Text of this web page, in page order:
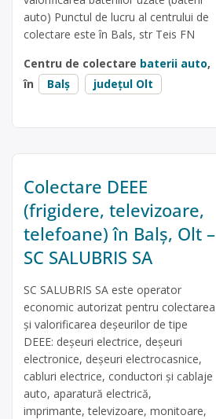
auto) Punctul de lucru al centrului de
colectare este în Bals, str Teis FN
Centru de colectare baterii auto,
în
Balș județul Olt
Colectare DEEE
(frigidere, televizoare,
telefoane) în Balș, Olt –
SC SALUBRIS SA
SC SALUBRIS SA este operator
economic autorizat pentru colectarea
și valorificarea deșeurilor de tipe
DEEE: deșeuri electrice, deșeuri
electronice, deșeuri electrocasnice,
cabluri electrice, conductori și cablaje
auto, aparatură electrică,
imprimante, televizoare, monitoare,